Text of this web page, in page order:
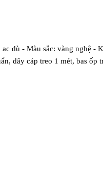
dù - Màu sắc: vàng nghệ
dây cáp treo 1 mét, bas ốp